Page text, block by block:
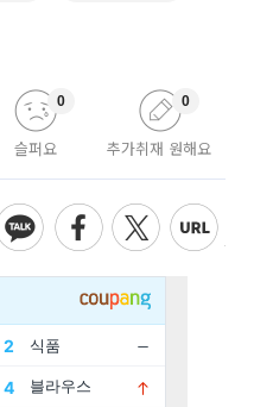
슬퍼요
0
추가취재 원해요
0